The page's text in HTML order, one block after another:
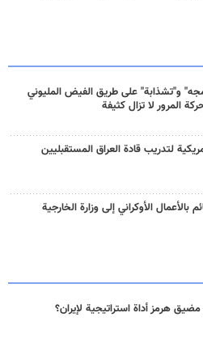
و"تشذابة" على طريق الفيض المليوني
المرور لا تزال كثيفة
لتدريب قادة العراق المستقبليين
بالأعمال الأوكراني إلى وزارة الخارجية
هرمز أداة استراتيجية لإيران؟